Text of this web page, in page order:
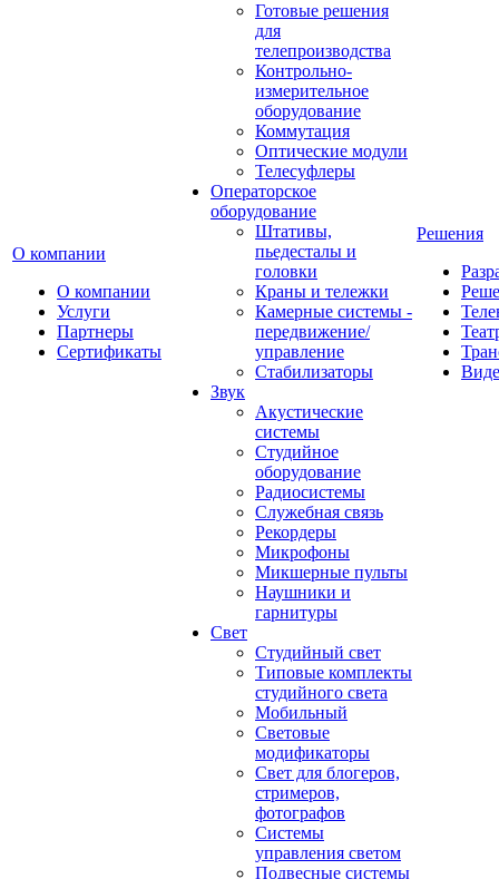
О компании
О компании
Услуги
Партнеры
Сертификаты
Готовые решения
для
телепроизводства
Контрольно-
измерительное
оборудование
Коммутация
Оптические модули
Телесуфлеры
Операторское
оборудование
Штативы,
пьедесталы и
головки
Краны и тележки
Камерные системы -
передвижение/
управление
Стабилизаторы
Звук
Акустические
системы
Студийное
оборудование
Радиосистемы
Служебная связь
Рекордеры
Микрофоны
Микшерные пульты
Наушники и
гарнитуры
Свет
Студийный свет
Типовые комплекты
студийного света
Мобильный
Световые
модификаторы
Свет для блогеров,
стримеров,
фотографов
Системы
управления светом
Подвесные системы
Решения